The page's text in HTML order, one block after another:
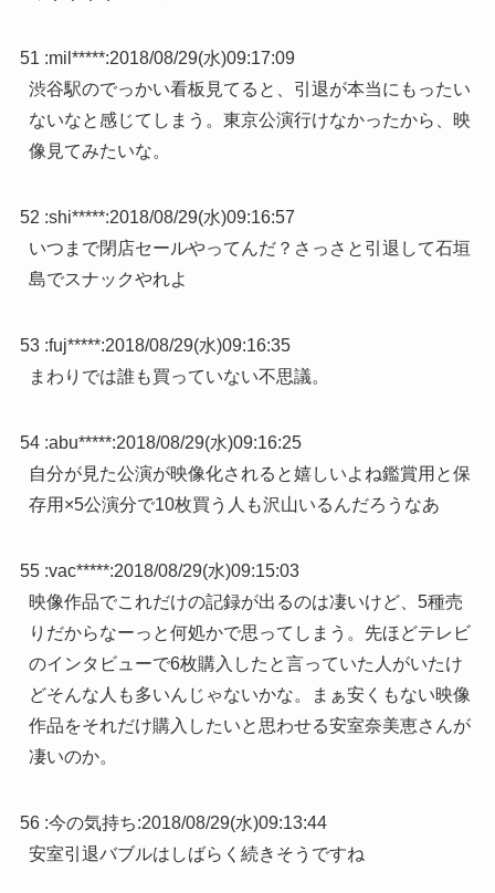
51 :mil*****:2018/08/29(水)09:17:09
渋谷駅のでっかい看板見てると、引退が本当にもったい
ないなと感じてしまう。東京公演行けなかったから、映
像見てみたいな。
52 :shi*****:2018/08/29(水)09:16:57
いつまで閉店セールやってんだ？さっさと引退して石垣
島でスナックやれよ
53 :fuj*****:2018/08/29(水)09:16:35
まわりでは誰も買っていない不思議。
54 :abu*****:2018/08/29(水)09:16:25
自分が見た公演が映像化されると嬉しいよね鑑賞用と保
存用×5公演分で10枚買う人も沢山いるんだろうなあ
55 :vac*****:2018/08/29(水)09:15:03
映像作品でこれだけの記録が出るのは凄いけど、5種売
りだからなーっと何処かで思ってしまう。先ほどテレビ
のインタビューで6枚購入したと言っていた人がいたけ
どそんな人も多いんじゃないかな。まぁ安くもない映像
作品をそれだけ購入したいと思わせる安室奈美恵さんが
凄いのか。
56 :今の気持ち:2018/08/29(水)09:13:44
安室引退バブルはしばらく続きそうですね